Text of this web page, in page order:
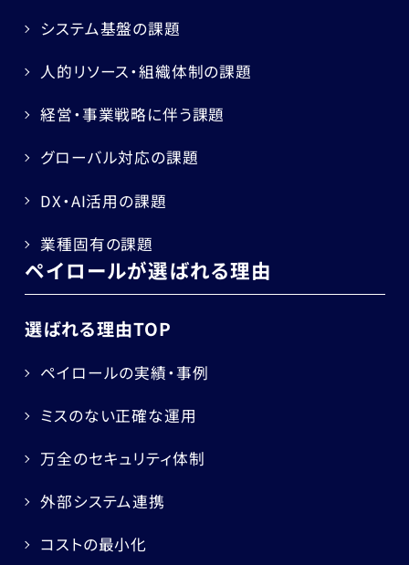
システム基盤の課題
人的リソース・組織体制の課題
経営・事業戦略に伴う課題
グローバル対応の課題
DX・AI活用の課題
業種固有の課題
ペイロールが選ばれる理由
選ばれる理由TOP
ペイロールの実績・事例
ミスのない正確な運用
万全のセキュリティ体制
外部システム連携
コストの最小化